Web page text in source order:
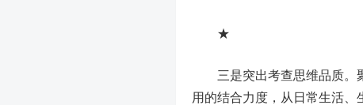
★
三是突出考查思维品质。聚
用的结合力度，从日常生活